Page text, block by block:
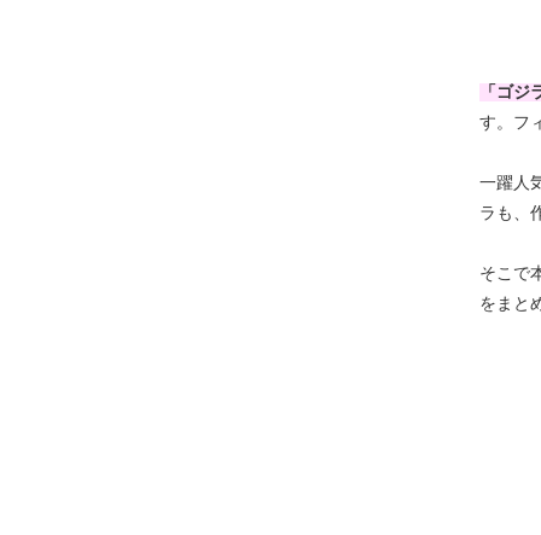
「ゴ
す。フ
一躍人
ラも、
そこで
をまと